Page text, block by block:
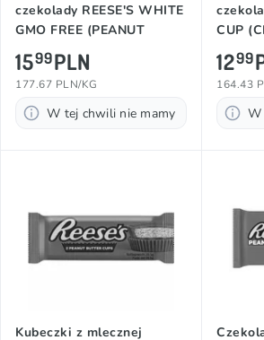
czekolady REESE'S WHITE
GMO FREE (PEANUT
BUTTER), 90g
1599PLN
177.67 PLN/KG
W tej chwili nie mamy
CUP
79g
1299
164.43
W
Kubeczki z mlecznej